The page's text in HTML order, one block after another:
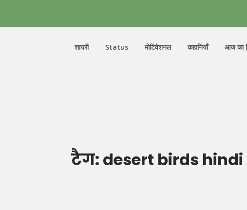
शायरी Status मोटिवेशनल कहानियाँ आज का
टैग: desert birds hindi